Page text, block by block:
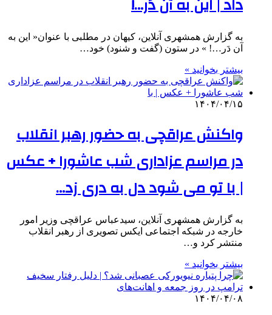
به گزارش همشهری آنلاین، کیهان در مطلبی با عنوان« این به
آن دَر…! » در ستون (گفت و شنود) خود…
بیشتر بخوانید »
۱۴۰۴/۰۴/۱۵
واکنش عراقچی به حضور رهبر انقلاب
در مراسم عزاداری شب عاشورا + عکس
| با تو می شود دل به دری زد…
به گزارش همشهری آنلاین، سیدعباس عراقچی وزیر امور
خارجه در شبکه اجتماعی ایکس تصویری از رهبر انقلاب
منتشر کرد و…
بیشتر بخوانید »
۱۴۰۴/۰۴/۰۸